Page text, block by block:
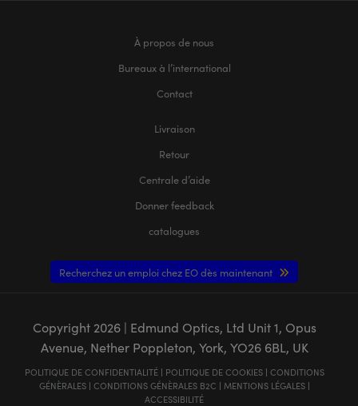
À propos de nous
Bureaux à l’international
Contact
Livraison
Retour
Centrale d’aide
Donner feedback
catalogues
Recherchez un emploi chez EO dès maintenant
Copyright 2026| Edmund Optics, Ltd Unit 1, Opus
Avenue, Nether Poppleton, York, YO26 6BL, UK
POLITIQUE DE CONFIDENTIALITÉ| POLITIQUE DE COOKIES| CONDITIONS
GÉNÈRALES| CONDITIONS GÉNÈRALES B2C | MENTIONS LÉGALES|
ACCESSIBILITÉ